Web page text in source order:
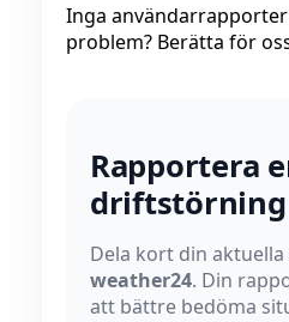
Inga
problem? Berätta för
Rapportera
driftstörning
Dela kort din aktuella
weather24. Din
att bättre bedöma